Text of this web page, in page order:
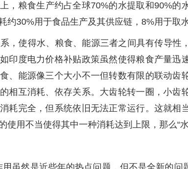
，粮食生产约占全球70%的水提取和90%的
约30%用于食品生产及其供应链，8%用于取
，使得水、粮食、能源三者之间具有传导性
印度电力价格补贴政策虽然使得粮食产量迅
、能源像三个大小不一但转数有限的联动齿
相互消耗、依存关系。大齿轮转一圈，小齿
耗完全，但系统依旧无法正常运行。这就相
使用不当使得其中一种消耗达到上限，那么“
用虽然是近些年的热点问题，但不是全新的问